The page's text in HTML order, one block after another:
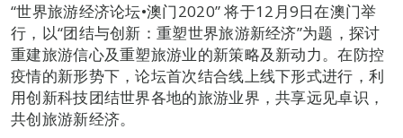
“世界旅游经济论坛•澳门2020” 将于12月9日在澳门举
行，以“团结与创新：重塑世界旅游新经济”为题，探讨
重建旅游信心及重塑旅游业的新策略及新动力。在防控
疫情的新形势下，论坛首次结合线上线下形式进行，利
用创新科技团结世界各地的旅游业界，共享远见卓识，
共创旅游新经济。